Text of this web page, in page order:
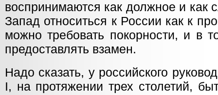
воспринимаются как должное и как
Запад относиться к России как к
можно требовать покорности, и в
предоставлять взамен.
Надо сказать, у российского
I, на протяжении трех столетий,